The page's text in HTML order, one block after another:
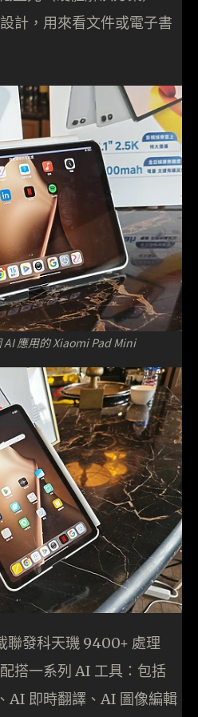
計，用來看文件或電子書
應用的 Xiaomi Pad Mini
發科天璣 9400+ 處理
搭一系列 AI 工具：包括
AI 即時翻譯、AI 圖像編輯